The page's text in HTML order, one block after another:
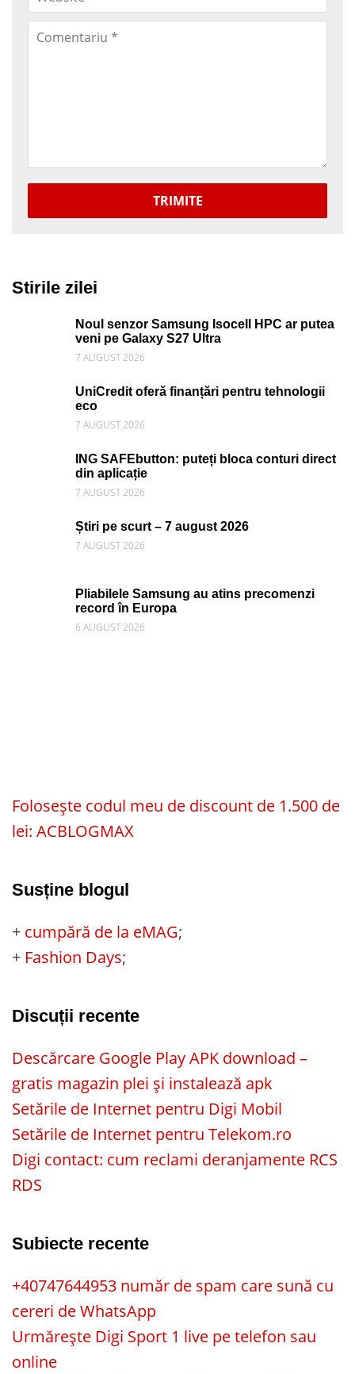
TRIMITE
Stirile zilei
Noul senzor Samsung Isocell HPC ar putea
veni pe Galaxy S27 Ultra
7 AUGUST 2026
UniCredit oferă finanțări pentru tehnologii
eco
7 AUGUST 2026
ING SAFEbutton: puteți bloca conturi direct
din aplicație
7 AUGUST 2026
Știri pe scurt – 7 august 2026
7 AUGUST 2026
Pliabilele Samsung au atins precomenzi
record în Europa
6 AUGUST 2026
Folosește codul meu de discount de 1.500 de
lei: ACBLOGMAX
Susține blogul
+ cumpără de la eMAG;
+ Fashion Days;
Discuții recente
Descărcare Google Play APK download –
gratis magazin plei și instalează apk
Setările de Internet pentru Digi Mobil
Setările de Internet pentru Telekom.ro
Digi contact: cum reclami deranjamente RCS
RDS
Subiecte recente
+40747644953 număr de spam care sună cu
cereri de WhatsApp
Urmărește Digi Sport 1 live pe telefon sau
online